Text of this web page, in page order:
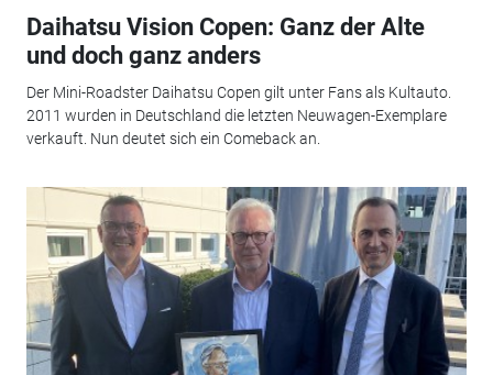
Daihatsu Vision Copen: Ganz der Alte
und doch ganz anders
Der Mini-Roadster Daihatsu Copen gilt unter Fans als Kultauto.
2011 wurden in Deutschland die letzten Neuwagen-Exemplare
verkauft. Nun deutet sich ein Comeback an.